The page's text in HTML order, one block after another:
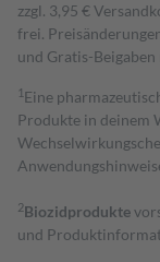
zzgl. 3,95 €
frei.
und Gratis-
1 Eine
Produkte in deinem
2Biozidprodukte
und